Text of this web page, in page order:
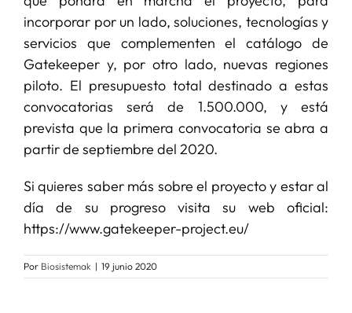
incorporar por un lado, soluciones, tecnologías y
servicios que complementen el catálogo de
Gatekeeper y, por otro lado, nuevas regiones
piloto. El presupuesto total destinado a estas
convocatorias será de 1.500.000, y está
prevista que la primera convocatoria se abra a
partir de septiembre del 2020.
Si quieres saber más sobre el proyecto y estar al
día de su progreso visita su web oficial:
https://www.gatekeeper-project.eu/
Por Biosistemak | 19 junio 2020